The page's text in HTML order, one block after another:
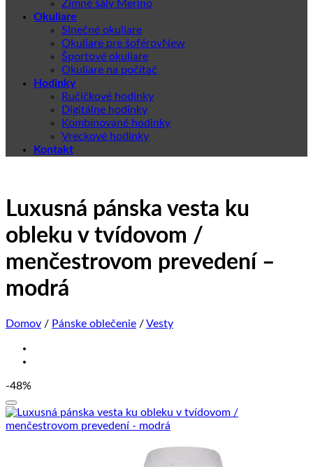
Zimné šály Merino
Okuliare
Slnečné okuliare
Okuliare pre šoférov
Športové okuliare
Okuliare na počítač
Hodinky
Ručičkové hodinky
Digitálne hodinky
Kombinované hodinky
Vreckové hodinky
Kontakt
Luxusná pánska vesta ku
obleku v tvídovom /
menčestrovom prevedení –
modrá
Domov / Pánske oblečenie /Vesty
-48%